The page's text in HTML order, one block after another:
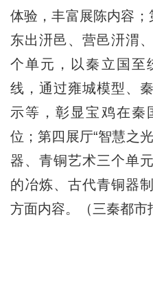
体验，丰富展陈内容；
东出汧邑、营邑汧渭
个单元，以秦立国至
线，通过雍城模型、
示等，彰显宝鸡在秦
位；第四展厅“智慧之
器、青铜艺术三个单
的冶炼、古代青铜器
方面内容。（三秦都市